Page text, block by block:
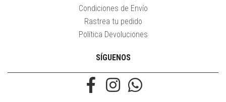
Condiciones de Envío
Rastrea tu pedido
Política Devoluciones
SÍGUENOS